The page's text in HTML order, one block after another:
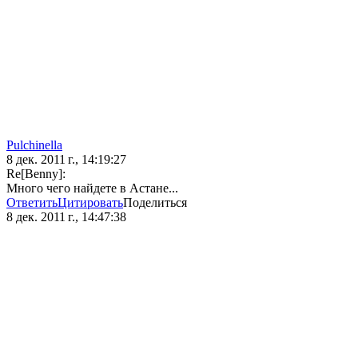
Pulchinella
8 дек. 2011 г., 14:19:27
Re[Benny]:
Много чего найдете в Астане...
ОтветитьЦитироватьПоделиться
8 дек. 2011 г., 14:47:38